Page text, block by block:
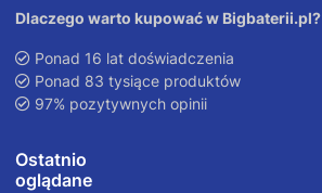
Dlaczego warto kupować w Bigbaterii.pl?
Ponad 16 lat doświadczenia
Ponad 83 tysiące produktów
97% pozytywnych opinii
Ostatnio
oglądane